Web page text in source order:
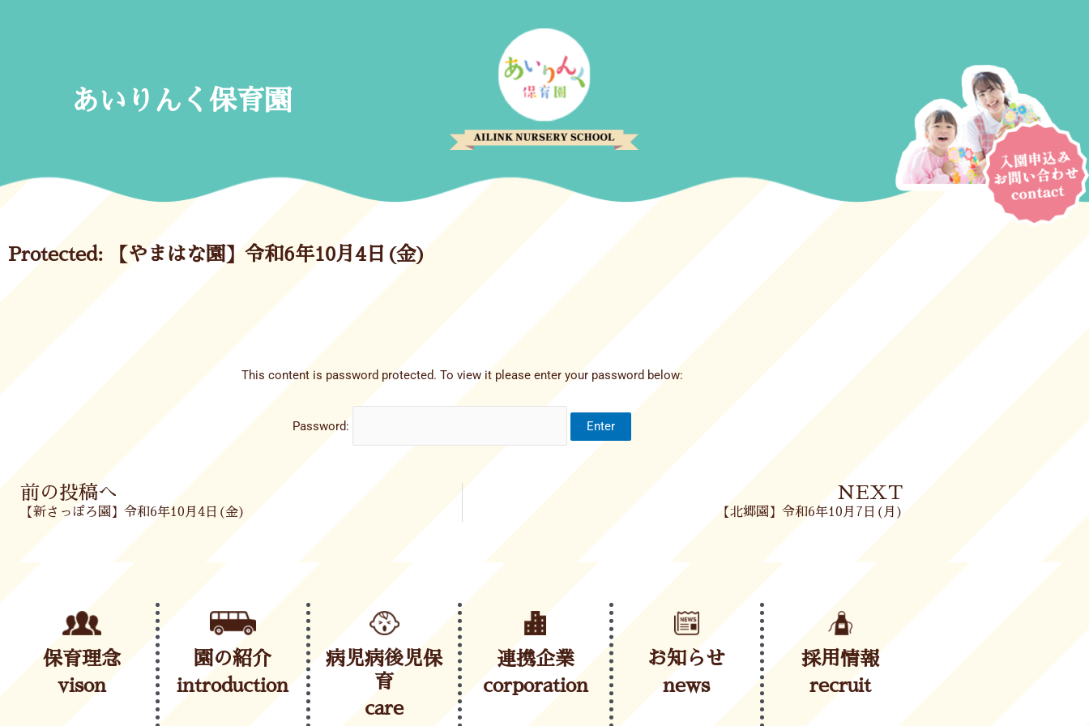
あいりんく保育園
Protected: 【やまはな園】令和6年10月4日(金)
This content is password protected. To view it please enter your password below:
Password:
Prev
前の投稿へ
【新さっぽろ園】令和6年10月4日(金)
NEXT
【北郷園】令和6年10月7日(月)
保育理念
vison
園の紹介
introduction
病児病後児保
育
care
連携企業
corporation
お知らせ
news
採用情報
recruit